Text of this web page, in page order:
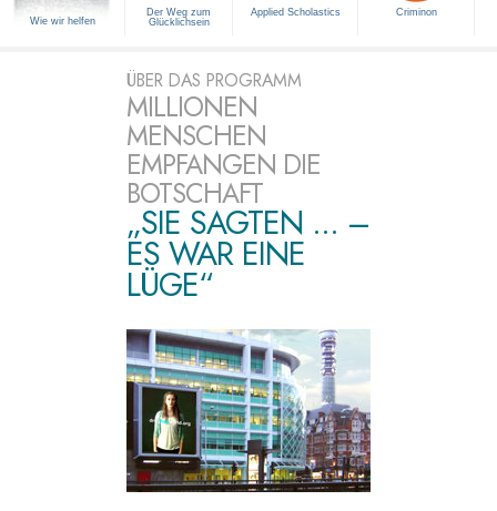
Wie wir helfen
Der Weg zum
Glücklichsein
Applied Scholastics Criminon
ÜBER DAS PROGRAMM
MILLIONEN
MENSCHEN
EMPFANGEN DIE
BOTSCHAFT
„SIE SAGTEN ... –
ES WAR EINE
LÜGE“